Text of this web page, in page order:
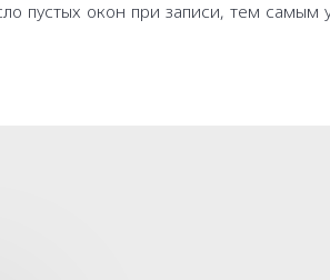
пустых окон при записи, тем самым